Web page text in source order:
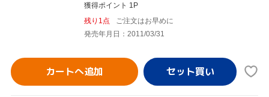
獲得ポイント 1P
残り1点
ご注文はお早めに
発売年月日：2011/03/31
カートへ追加